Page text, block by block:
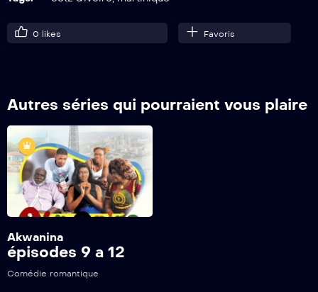
23
24
Akwanina s1-ep24
25
26
Akwanina s1-ep26
0 likes Favoris
Autres séries qui pourraient vous plaire
Akwanina
épisodes 9 a 12
Comédie romantique